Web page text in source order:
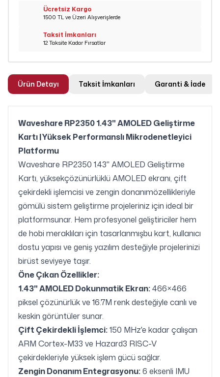
Ücretsiz Kargo
1500 TL ve Üzeri Alışverişlerde
Taksit İmkanları
12 Taksite Kadar Fırsatlar
Ürün Detayı Taksit İmkanları Garanti & İade
Waveshare RP2350 1.43" AMOLED Geliştirme
Kartı |Yüksek Performanslı Mikrodenetleyici
Platformu
Waveshare RP2350 1.43" AMOLED Geliştirme
Kartı, yüksekçözünürlüklü AMOLED ekranı, çift
çekirdekli işlemcisi ve zengin donanımözellikleriyle
gömülü sistem geliştirme projeleriniz için ideal bir
platformsunar. Hem profesyonel geliştiriciler hem
de hobi meraklıları için tasarlanmışbu kart, kullanıcı
dostu yapısı ve geniş yazılım desteğiyle projelerinizi
birüst seviyeye taşır.
Öne Çıkan Özellikler:
1.43" AMOLED Dokunmatik Ekran:466×466
piksel çözünürlük ve 16.7M renk desteğiyle canlı ve
keskin görüntüler sunar.
Çift Çekirdekli İşlemci:150 MHz'e kadar çalışan
ARM Cortex-M33 ve Hazard3 RISC-V
çekirdekleriyle yüksek işlem gücü sağlar.
Zengin Donanım Entegrasyonu:6 eksenli IMU